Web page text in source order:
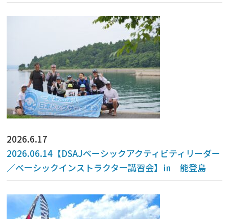
2026.6.17
2026.06.14【DSAJベーシックアクティビティリーダー
／ベーシックインストラクター講習会】㏌ 能登島